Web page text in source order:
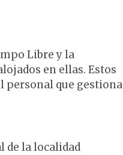
Libre y la
en ellas. Estos
personal que gestiona
de la localidad